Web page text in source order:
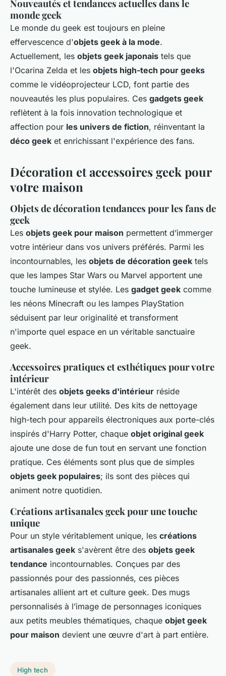
Nouveautés et tendances actuelles dans le
monde geek
Le monde du geek est toujours en pleine
effervescence d'objets geek à la mode.
Actuellement, les objets geek japonais tels que
l'Ocarina Zelda et les objets high-tech pour geeks
comme le vidéoprojecteur LCD, font partie des
nouveautés les plus populaires. Ces gadgets geek
reflètent à la fois innovation technologique et
affection pour les univers de fiction, réinventant la
déco geek et enrichissant l'expérience des fans.
Décoration et accessoires geek pour
votre maison
Objets de décoration tendances pour les fans de
geek
Les objets geek pour maison permettent d’immerger
votre intérieur dans vos univers préférés. Parmi les
incontournables, les objets de décoration geek tels
que les lampes Star Wars ou Marvel apportent une
touche lumineuse et stylée. Les gadget geek comme
les néons Minecraft ou les lampes PlayStation
séduisent par leur originalité et transforment
n'importe quel espace en un véritable sanctuaire
geek.
Accessoires pratiques et esthétiques pour votre
intérieur
L'intérêt des objets geeks d'intérieur réside
également dans leur utilité. Des kits de nettoyage
high-tech pour appareils électroniques aux porte-clés
inspirés d'Harry Potter, chaque objet original geek
ajoute une dose de fun tout en servant une fonction
pratique. Ces éléments sont plus que de simples
objets geek populaires; ils sont des pièces qui
animent notre quotidien.
Créations artisanales geek pour une touche
unique
Pour un style véritablement unique, les créations
artisanales geek s'avèrent être des objets geek
tendance incontournables. Conçues par des
passionnés pour des passionnés, ces pièces
artisanales allient art et culture geek. Des mugs
personnalisés à l’image de personnages iconiques
aux petits meubles thématiques, chaque objet geek
pour maison devient une œuvre d'art à part entière.
High tech